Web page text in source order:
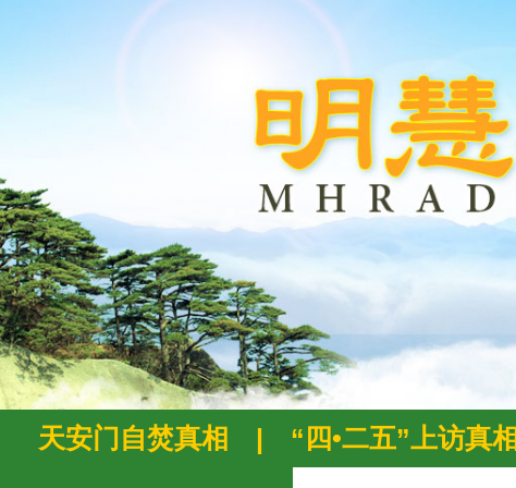
天安门自焚真相 | “四•二五”上访真相